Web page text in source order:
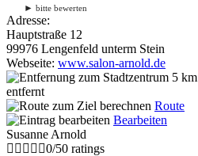
► bitte bewerten
Adresse:
Hauptstraße 12
99976 Lengenfeld unterm Stein
Webseite: www.salon-arnold.de
5 km
entfernt
Route
Bearbeiten
Susanne Arnold
0/50 ratings